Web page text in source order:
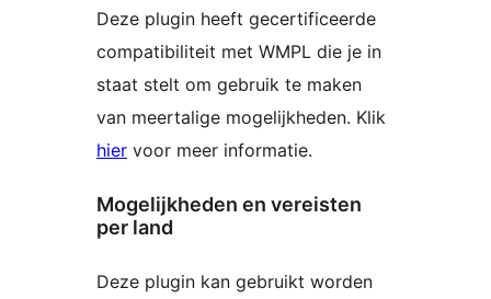
Deze plugin heeft gecertificeerde
compatibiliteit met WMPL die je in
staat stelt om gebruik te maken
van meertalige mogelijkheden. Klik
hier voor meer informatie.
Mogelijkheden en vereisten
per land
Deze plugin kan gebruikt worden